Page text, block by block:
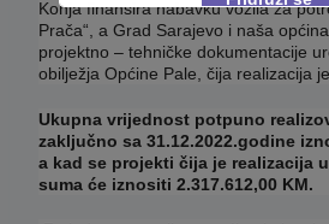
Konja finansira nabavku vozila za
Prača“, a Grad Sarajevo i naša
projektno – tehničke dokumentacije
obilježja Općine Pale, čija realizacija
Ukupna vrijednost potpuno
zaključno sa 31.12.2022.godine
a kad se projekti čija je realizacija
suma će iznositi 2.317.612,00 KM.
This will close in16